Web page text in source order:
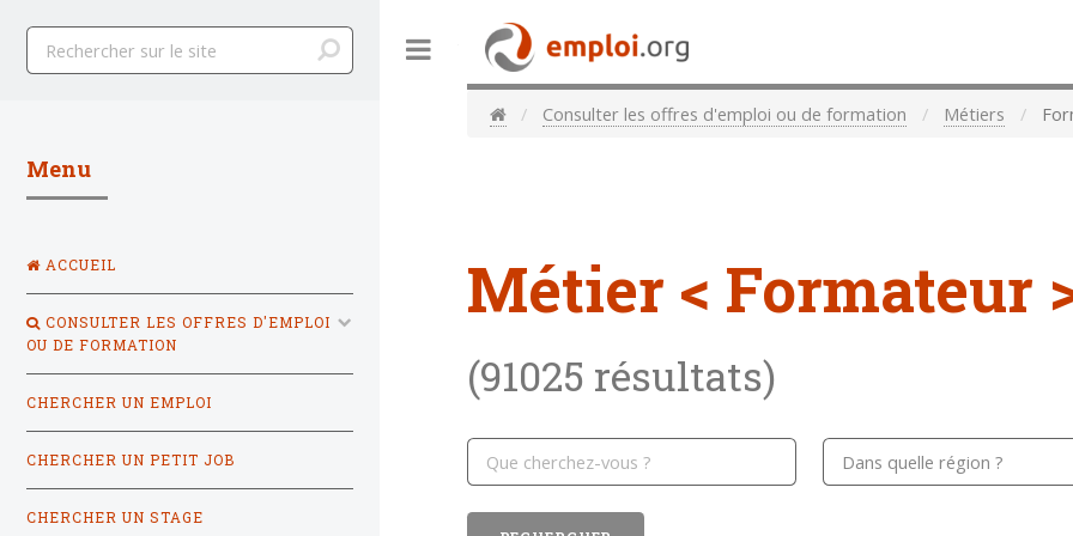
Consulter les offres d'emploi ou de formation Métiers
Métier < Formateur
(91025 résultats)
Menu
ACCUEIL
CONSULTER LES OFFRES D'EMPLOI
OU DE FORMATION
CHERCHER UN EMPLOI
CHERCHER UN PETIT JOB
CHERCHER UN STAGE
Toggle